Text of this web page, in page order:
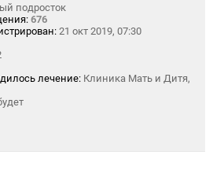
подросток
676
21 окт 2019, 07:30
лечение: Клиника Мать и Дитя,